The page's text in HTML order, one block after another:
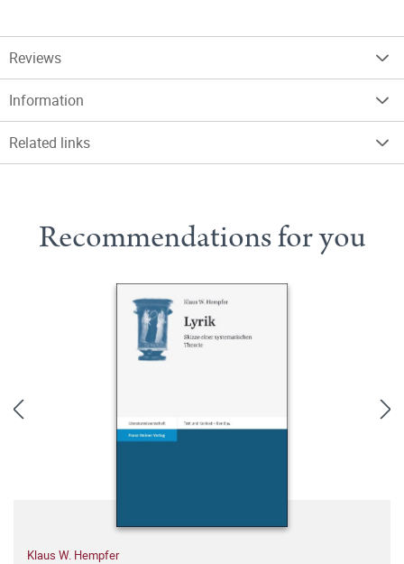
Reviews
Information
Related links
Recommendations for you
Klaus W. Hempfer